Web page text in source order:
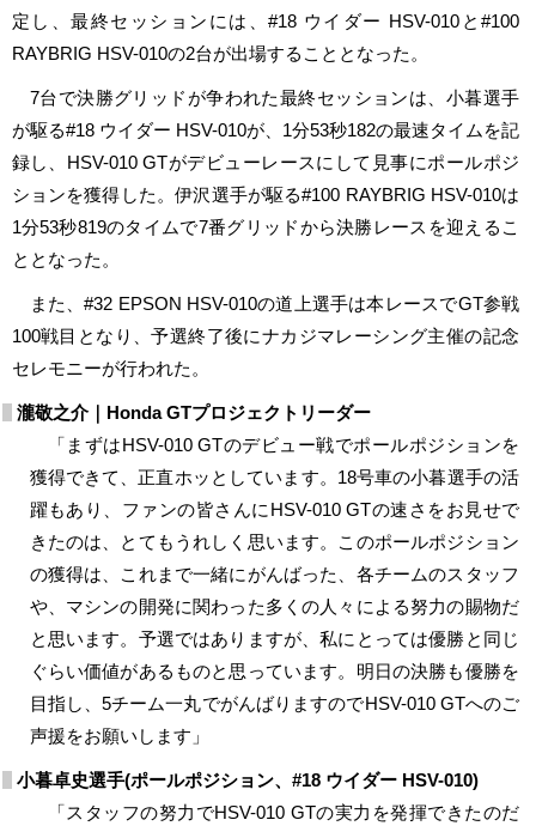
定し、最終セッションには、#18 ウイダー HSV-010と#100
RAYBRIG HSV-010の2台が出場することとなった。
7台で決勝グリッドが争われた最終セッションは、小暮選手
が駆る#18 ウイダー HSV-010が、1分53秒182の最速タイムを記
録し、HSV-010 GTがデビューレースにして見事にポールポジ
ションを獲得した。伊沢選手が駆る#100 RAYBRIG HSV-010は
1分53秒819のタイムで7番グリッドから決勝レースを迎えるこ
ととなった。
また、#32 EPSON HSV-010の道上選手は本レースでGT参戦
100戦目となり、予選終了後にナカジマレーシング主催の記念
セレモニーが行われた。
瀧敬之介｜Honda GTプロジェクトリーダー
「まずはHSV-010 GTのデビュー戦でポールポジションを
獲得できて、正直ホッとしています。18号車の小暮選手の活
躍もあり、ファンの皆さんにHSV-010 GTの速さをお見せで
きたのは、とてもうれしく思います。このポールポジション
の獲得は、これまで一緒にがんばった、各チームのスタッフ
や、マシンの開発に関わった多くの人々による努力の賜物だ
と思います。予選ではありますが、私にとっては優勝と同じ
ぐらい価値があるものと思っています。明日の決勝も優勝を
目指し、5チーム一丸でがんばりますのでHSV-010 GTへのご
声援をお願いします」
小暮卓史選手(ポールポジション、#18 ウイダー HSV-010)
「スタッフの努力でHSV-010 GTの実力を発揮できたのだ